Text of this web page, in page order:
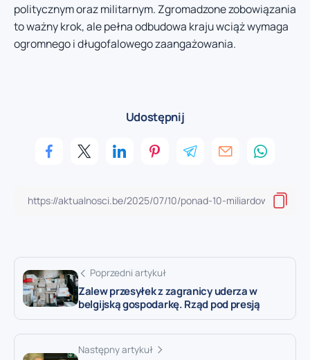
politycznym oraz militarnym. Zgromadzone zobowiązania
to ważny krok, ale pełna odbudowa kraju wciąż wymaga
ogromnego i długofalowego zaangażowania.
Udostępnij
Poprzedni artykuł
Zalew przesyłek z zagranicy uderza w
belgijską gospodarkę. Rząd pod presją
Następny artykuł